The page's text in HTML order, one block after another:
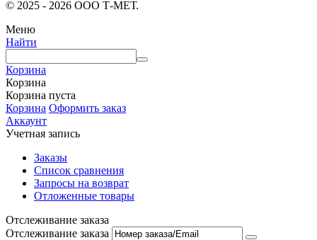
© 2025 - 2026 ООО Т-МЕТ.
Меню
Найти
Корзина
Корзина
Корзина пуста
Корзина Оформить заказ
Аккаунт
Учетная запись
Заказы
Список сравнения
Запросы на возврат
Отложенные товары
Отслеживание заказа
Отслеживание заказа